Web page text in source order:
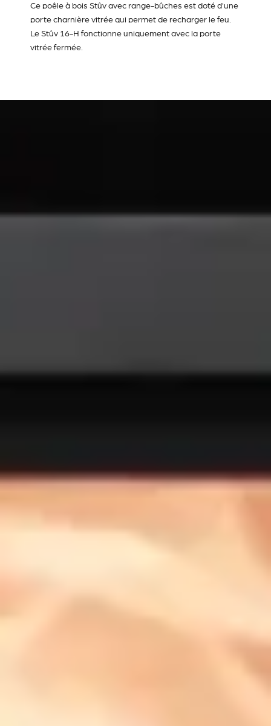
Ce poêle à bois Stûv avec range-bûches est doté d'une
porte charnière vitrée qui permet de recharger le feu.
Le Stûv 16-H fonctionne uniquement avec la porte
vitrée fermée.